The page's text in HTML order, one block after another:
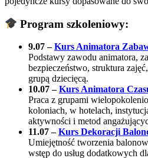
Program szkoleniowy:
9.07 –Kurs Animatora
Podstawy zawodu animatora,
bezpieczeństwo, struktura
grupą dziecięcą.
10.07 –Kurs Animatora
Praca z grupami
koloniach, w hotelach,
aktywności i metod
11.07 –Kurs Dekoracji
Umiejętność tworzenia
wstęp do usług dodatkowych